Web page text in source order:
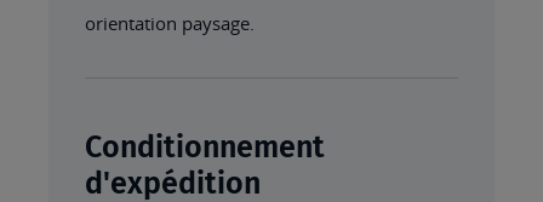
orientation paysage.
Conditionnement
d'expédition